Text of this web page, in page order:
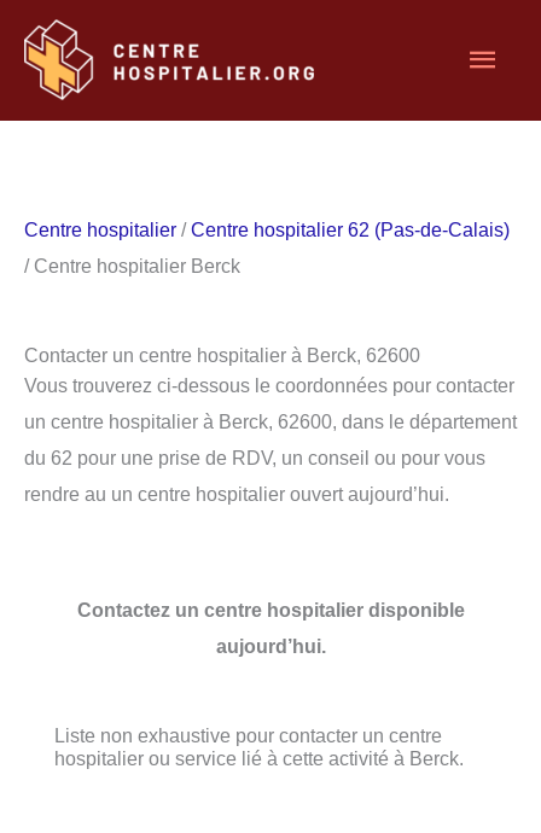
contenu
Centre hospitalier /Centre hospitalier 62 (Pas-de-Calais)
/ Centre hospitalier Berck
Contacter un centre hospitalier à Berck, 62600
Vous trouverez ci-dessous le coordonnées pour contacter
un centre hospitalier à Berck, 62600, dans le département
du 62 pour une prise de RDV, un conseil ou pour vous
rendre au un centre hospitalier ouvert aujourd’hui.
Contactez un centre hospitalier disponible
aujourd’hui.
Liste non exhaustive pour contacter un centre
hospitalier ou service lié à cette activité à Berck.